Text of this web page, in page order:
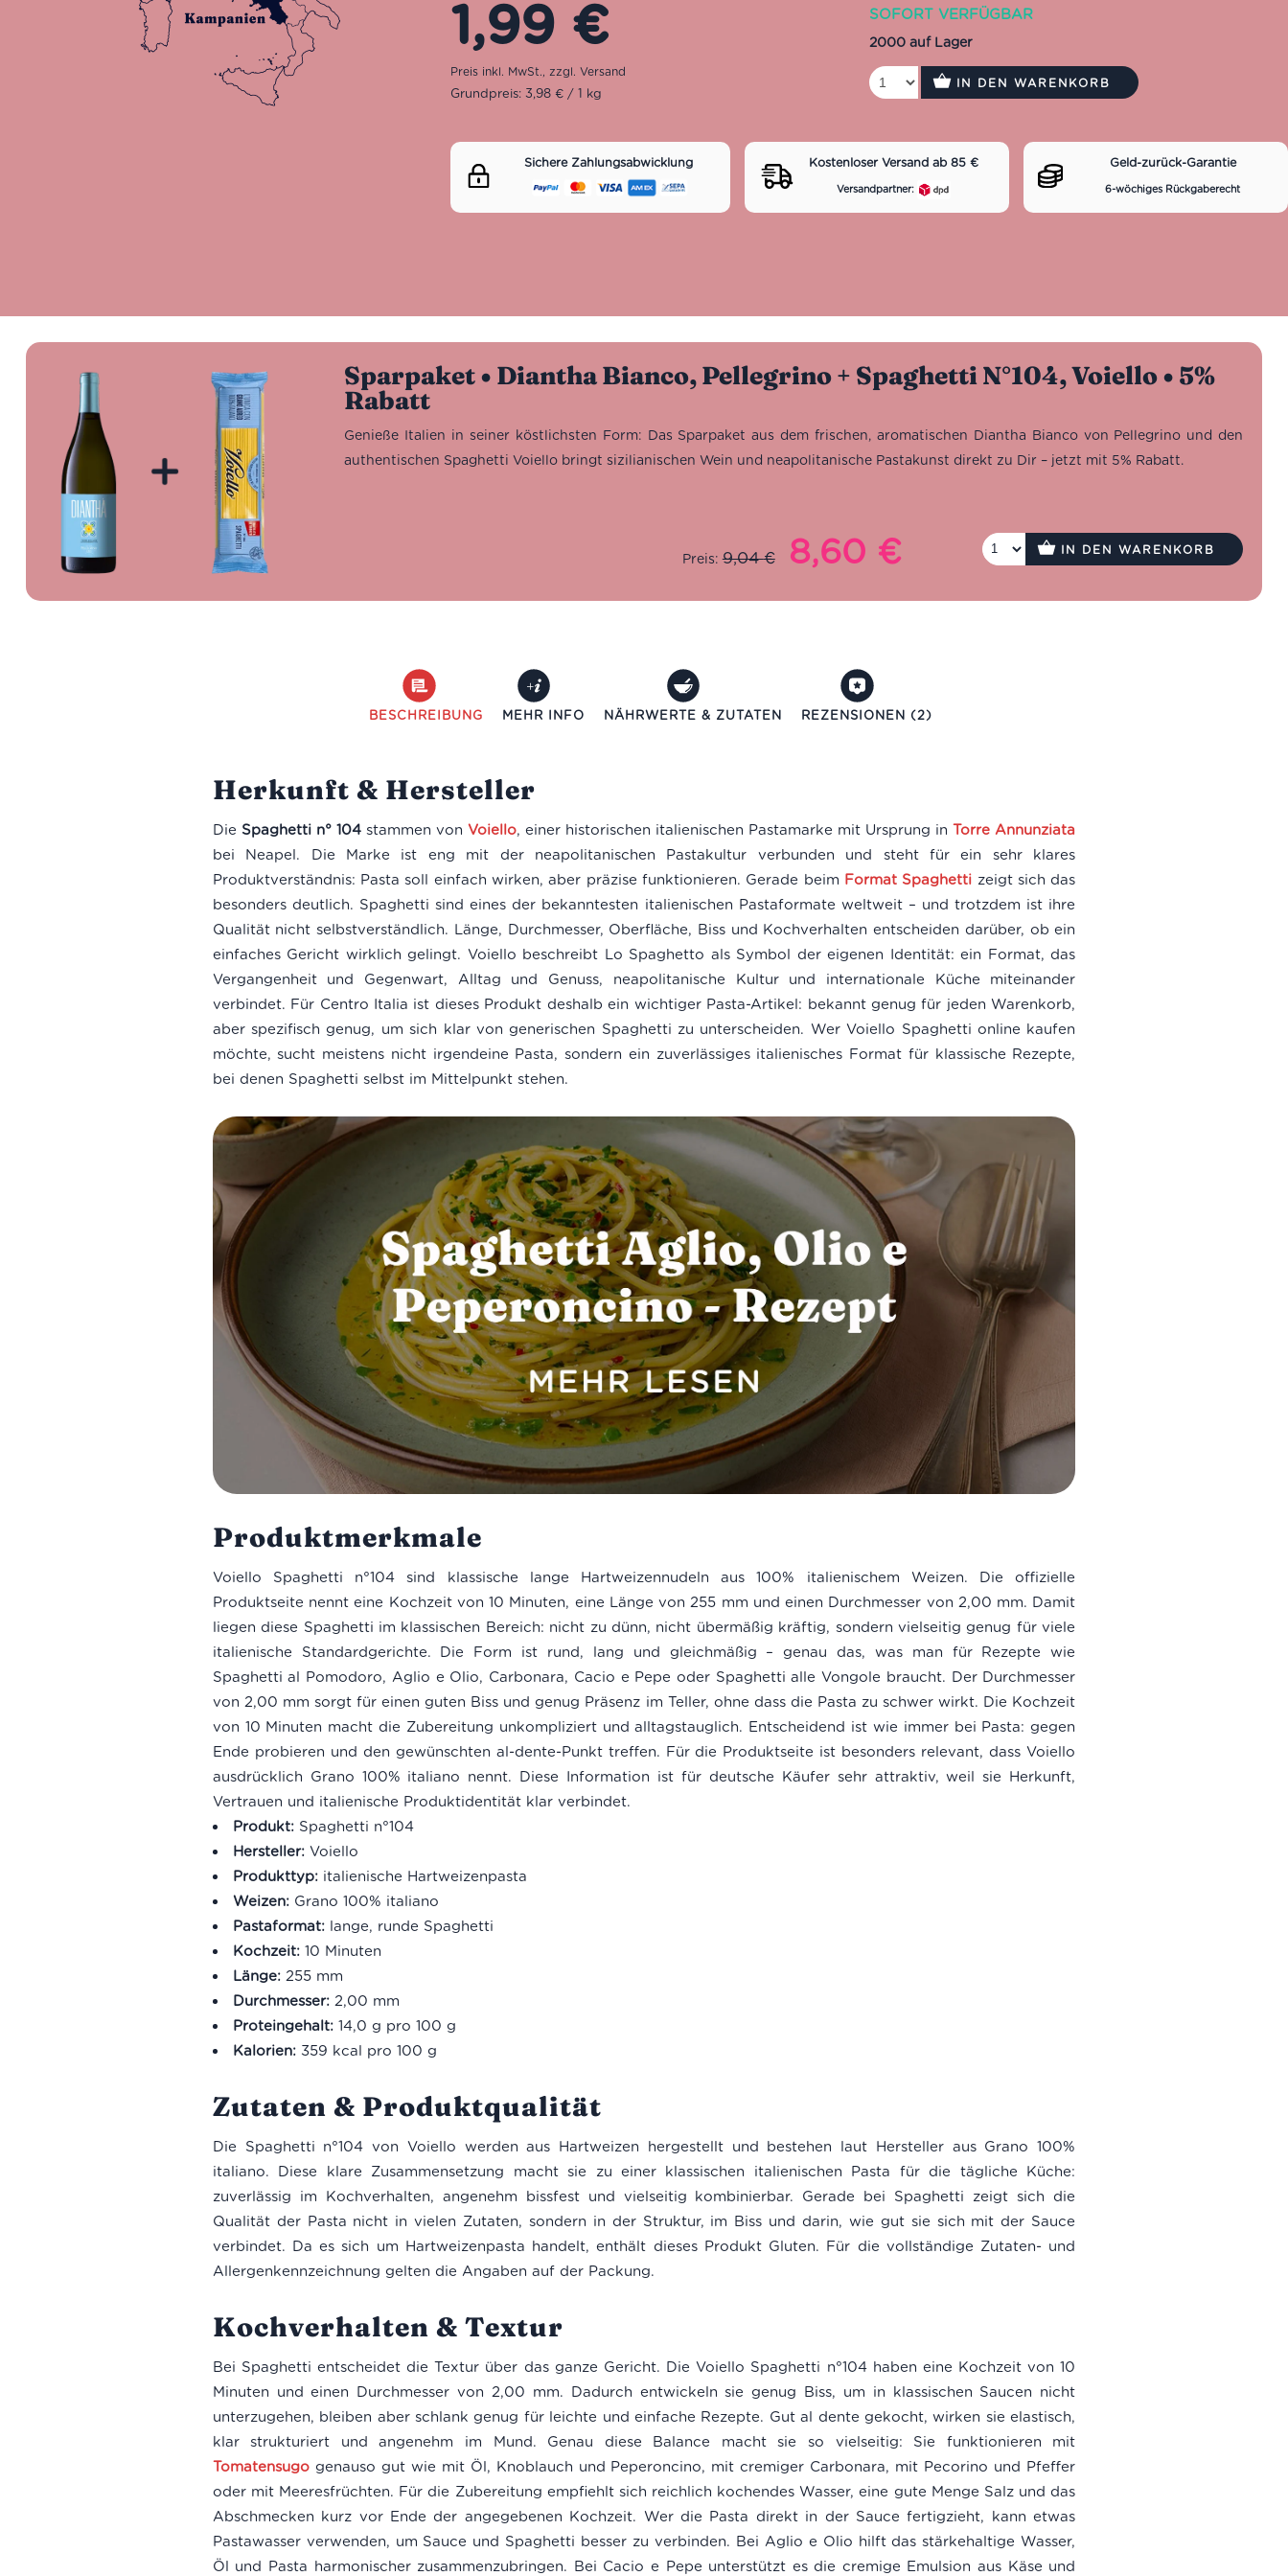
1,99 €
Grundpreis: 3,98 € / 1 kg
SOFORT VERFÜGBAR
2000 auf Lager
IN DEN WARENKORB
Sichere Zahlungsabwicklung Kostenloser Versand ab 85 €
Versandpartner:
Geld-zurück-Garantie
6-wöchiges Rückgaberecht
Sparpaket • Diantha Bianco, Pellegrino + Spaghetti N°104, Voiello • 5%
Rabatt
Genieße Italien in seiner köstlichsten Form: Das Sparpaket aus dem frischen, aromatischen Diantha Bianco von Pellegrino und den
authentischen Spaghetti Voiello bringt sizilianischen Wein und neapolitanische Pastakunst direkt zu Dir – jetzt mit 5% Rabatt.
Preis:9,04€
Ursprünglicher
war:
8,60 €Aktueller
ist:
IN DEN WARENKORB
BESCHREIBUNG MEHR INFO NÄHRWERTE & ZUTATEN REZENSIONEN (2)
Herkunft & Hersteller
Die Spaghetti n° 104stammen von Voiello, einer historischen italienischen Pastamarke mit Ursprung inTorre Annunziata
bei Neapel. Die Marke ist eng mit der neapolitanischen Pastakultur verbunden und steht für ein sehr klares
Produktverständnis: Pasta soll einfach wirken, aber präzise funktionieren. Gerade beim Format Spaghetti zeigt sich das
besonders deutlich. Spaghetti sind eines der bekanntesten italienischen Pastaformate weltweit – und trotzdem ist ihre
Qualität nicht selbstverständlich. Länge, Durchmesser, Oberfläche, Biss und Kochverhalten entscheiden darüber, ob ein
einfaches Gericht wirklich gelingt. Voiello beschreibt Lo Spaghetto als Symbol der eigenen Identität: ein Format, das
Vergangenheit und Gegenwart, Alltag und Genuss, neapolitanische Kultur und internationale Küche miteinander
verbindet. Für Centro Italia ist dieses Produkt deshalb ein wichtiger Pasta-Artikel: bekannt genug für jeden Warenkorb,
aber spezifisch genug, um sich klar von generischen Spaghetti zu unterscheiden. Wer Voiello Spaghetti online kaufen
möchte, sucht meistens nicht irgendeine Pasta, sondern ein zuverlässiges italienisches Format für klassische Rezepte,
bei denen Spaghetti selbst im Mittelpunkt stehen.
Produktmerkmale
Voiello Spaghetti n°104 sind klassische lange Hartweizennudeln aus 100% italienischem Weizen. Die offizielle
Produktseite nennt eine Kochzeit von 10 Minuten, eine Länge von 255 mm und einen Durchmesser von 2,00 mm. Damit
liegen diese Spaghetti im klassischen Bereich: nicht zu dünn, nicht übermäßig kräftig, sondern vielseitig genug für viele
italienische Standardgerichte. Die Form ist rund, lang und gleichmäßig – genau das, was man für Rezepte wie
Spaghetti al Pomodoro, Aglio e Olio, Carbonara, Cacio e Pepe oder Spaghetti alle Vongole braucht. Der Durchmesser
von 2,00 mm sorgt für einen guten Biss und genug Präsenz im Teller, ohne dass die Pasta zu schwer wirkt. Die Kochzeit
von 10 Minuten macht die Zubereitung unkompliziert und alltagstauglich. Entscheidend ist wie immer bei Pasta: gegen
Ende probieren und den gewünschten al-dente-Punkt treffen. Für die Produktseite ist besonders relevant, dass Voiello
ausdrücklich Grano 100% italiano nennt. Diese Information ist für deutsche Käufer sehr attraktiv, weil sie Herkunft,
Vertrauen und italienische Produktidentität klar verbindet.
Produkt:Spaghetti n°104
Hersteller:Voiello
Produkttyp:italienische Hartweizenpasta
Weizen:Grano 100% italiano
Pastaformat:lange, runde Spaghetti
Kochzeit:10 Minuten
Länge:255 mm
Durchmesser:2,00 mm
Proteingehalt:14,0 g pro 100 g
Kalorien:359 kcal pro 100 g
Zutaten & Produktqualität
Die Spaghetti n°104 von Voiello werden aus Hartweizen hergestellt und bestehen laut Hersteller aus Grano 100%
italiano. Diese klare Zusammensetzung macht sie zu einer klassischen italienischen Pasta für die tägliche Küche:
zuverlässig im Kochverhalten, angenehm bissfest und vielseitig kombinierbar. Gerade bei Spaghetti zeigt sich die
Qualität der Pasta nicht in vielen Zutaten, sondern in der Struktur, im Biss und darin, wie gut sie sich mit der Sauce
verbindet. Da es sich um Hartweizenpasta handelt, enthält dieses Produkt Gluten. Für die vollständige Zutaten- und
Allergenkennzeichnung gelten die Angaben auf der Packung.
Kochverhalten & Textur
Bei Spaghetti entscheidet die Textur über das ganze Gericht. Die Voiello Spaghetti n°104 haben eine Kochzeit von 10
Minuten und einen Durchmesser von 2,00 mm. Dadurch entwickeln sie genug Biss, um in klassischen Saucen nicht
unterzugehen, bleiben aber schlank genug für leichte und einfache Rezepte. Gut al dente gekocht, wirken sie elastisch,
klar strukturiert und angenehm im Mund. Genau diese Balance macht sie so vielseitig: Sie funktionieren mit
Tomatensugogenauso gut wie mit Öl, Knoblauch und Peperoncino, mit cremiger Carbonara, mit Pecorino und Pfeffer
oder mit Meeresfrüchten. Für die Zubereitung empfiehlt sich reichlich kochendes Wasser, eine gute Menge Salz und das
Abschmecken kurz vor Ende der angegebenen Kochzeit. Wer die Pasta direkt in der Sauce fertigzieht, kann etwas
Pastawasser verwenden, um Sauce und Spaghetti besser zu verbinden. Bei Aglio e Olio hilft das stärkehaltige Wasser,
Öl und Pasta harmonischer zusammenzubringen. Bei Cacio e Pepe unterstützt es die cremige Emulsion aus Käse und